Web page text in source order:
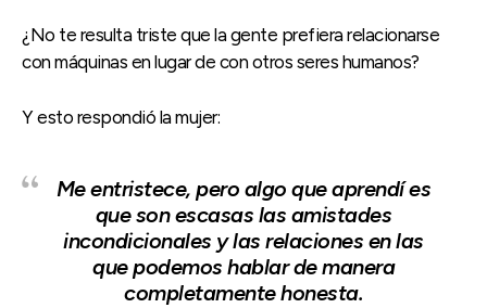
¿No te resulta triste que la gente prefiera relacionarse
con máquinas en lugar de con otros seres humanos?
Y esto respondió la mujer:
Me entristece, pero algo que aprendí es
que son escasas las amistades
incondicionales y las relaciones en las
que podemos hablar de manera
completamente honesta.